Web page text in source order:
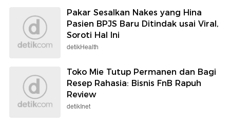
Pakar Sesalkan Nakes yang Hina
Pasien BPJS Baru Ditindak usai Viral,
Soroti Hal Ini
detikHealth
Toko Mie Tutup Permanen dan Bagi
Resep Rahasia: Bisnis FnB Rapuh
Review
detikInet